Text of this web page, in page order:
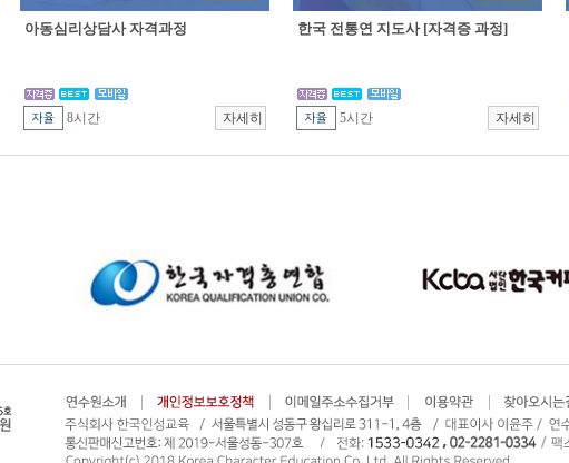
아동심리상담사 자격과정
8시간
한국 전통연 지도사 [자격증 과정]
5시간